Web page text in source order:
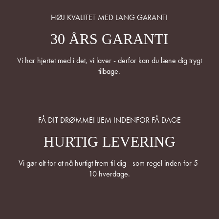
HØJ KVALITET MED LANG GARANTI
30 ÅRS GARANTI
Vi har hjertet med i det, vi laver - derfor kan du læne dig trygt
tilbage.
FÅ DIT DRØMMEHJEM INDENFOR FÅ DAGE
HURTIG LEVERING
Vi gør alt for at nå hurtigt frem til dig - som regel inden for 5-
10 hverdage.